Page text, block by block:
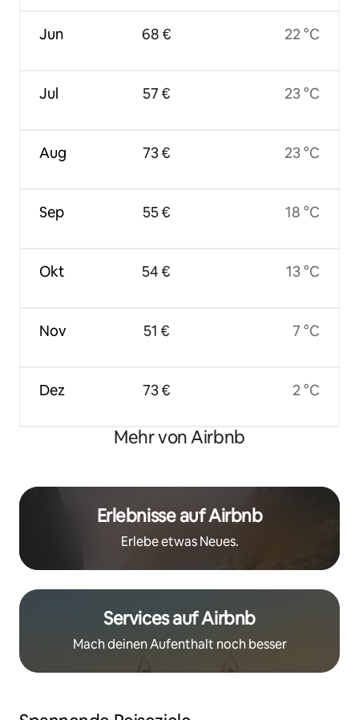
Jun
Jul
Aug
Sep
Okt
Nov
Dez
68 €
57 €
73 €
55 €
54 €
51 €
73 €
22 °C
23 °C
23 °C
18 °C
13 °C
7 °C
2 °C
Mehr von Airbnb
Erlebnisse auf Airbnb
Erlebe etwas Neues.
Services auf Airbnb
Mach deinen Aufenthalt noch besser